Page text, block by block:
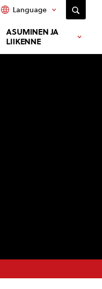
ASUMINEN JA
LIIKENNE
Language